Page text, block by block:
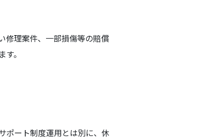
修理案件、一部損傷等の賠償
。
ポート制度運用とは別に、休